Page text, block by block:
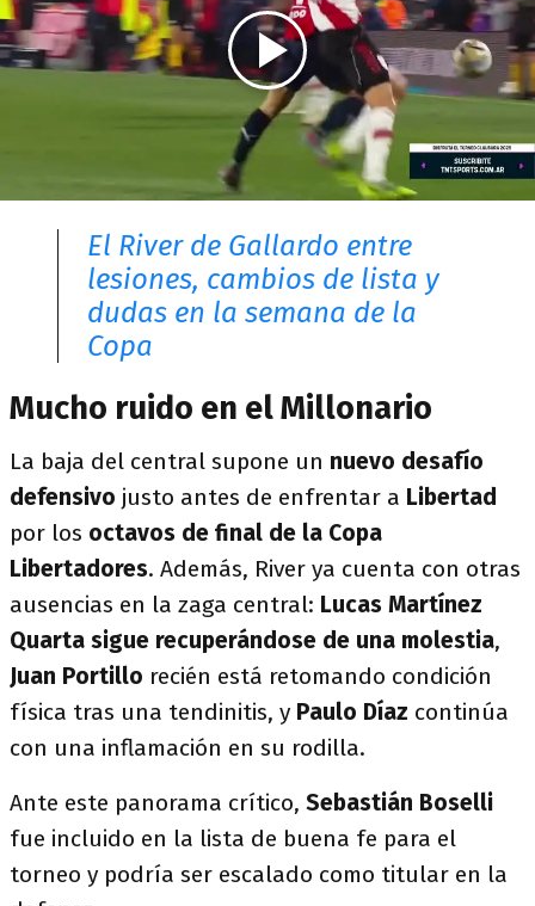
El River de Gallardo entre
lesiones, cambios de lista y
dudas en la semana de la
Copa
Mucho ruido en el Millonario
La baja del central supone un nuevo desafío
defensivo justo antes de enfrentar a Libertad
por los octavos de final de la Copa
Libertadores. Además, River ya cuenta con otras
ausencias en la zaga central: Lucas Martínez
Quarta sigue recuperándose de una molestia,
Juan Portillo recién está retomando condición
física tras una tendinitis, y Paulo Díaz continúa
con una inflamación en su rodilla.
Ante este panorama crítico, Sebastián Boselli
fue incluido en la lista de buena fe para el
torneo y podría ser escalado como titular en la